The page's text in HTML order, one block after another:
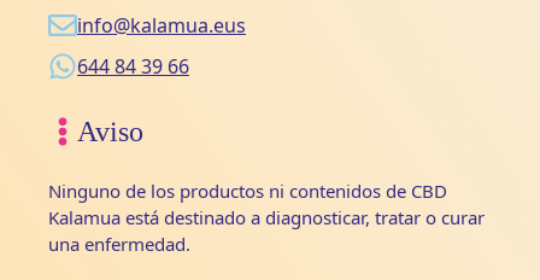
info@kalamua.eus
644 84 39 66
Aviso
Ninguno de los productos ni contenidos de CBD
Kalamua está destinado a diagnosticar, tratar o curar
una enfermedad.